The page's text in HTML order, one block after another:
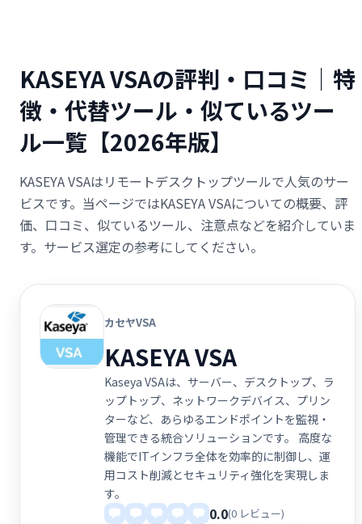
KASEYA VSAの評判・口コミ｜特
徴・代替ツール・似ているツー
ル一覧【2026年版】
KASEYA VSAはリモートデスクトップツールで人気のサー
ビスです。当ページではKASEYA VSAについての概要、評
価、口コミ、似ているツール、注意点などを紹介していま
す。サービス選定の参考にしてください。
カセヤVSA
KASEYA VSA
Kaseya VSAは、サーバー、デスクトップ、ラ
ップトップ、ネットワークデバイス、プリン
ターなど、あらゆるエンドポイントを監視・
管理できる統合ソリューションです。 高度な
機能でITインフラ全体を効率的に制御し、運
用コスト削減とセキュリティ強化を実現しま
す。
0.0(0 レビュー)